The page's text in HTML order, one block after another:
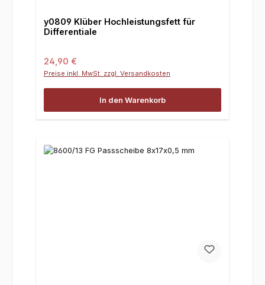
y0809 Klüber Hochleistungsfett für
Differentiale
Regulärer Preis:
24,90 €
Preise inkl. MwSt. zzgl. Versandkosten
In den Warenkorb